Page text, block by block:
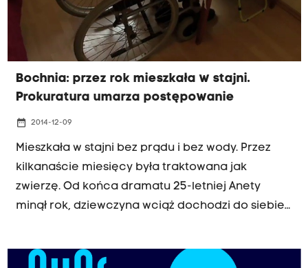
Bochnia: przez rok mieszkała w stajni.
Prokuratura umarza postępowanie
date_range 2014-12-09
Mieszkała w stajni bez prądu i bez wody. Przez
kilkanaście miesięcy była traktowana jak
zwierzę. Od końca dramatu 25-letniej Anety
minął rok, dziewczyna wciąż dochodzi do siebie